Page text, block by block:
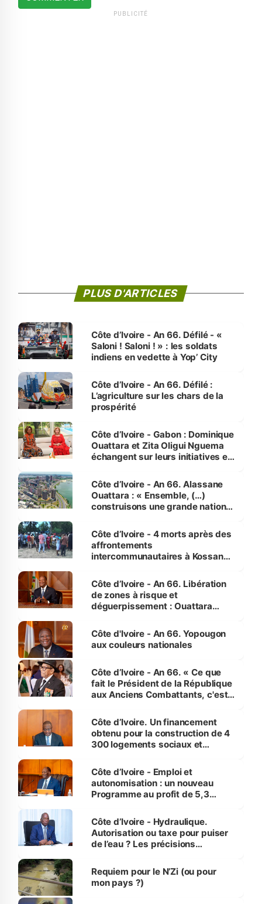
PUBLICITÉ
PLUS D'ARTICLES
Côte d’Ivoire - An 66. Défilé - «
Saloni ! Saloni ! » : les soldats
indiens en vedette à Yop’ City
Côte d’Ivoire - An 66. Défilé :
L’agriculture sur les chars de la
prospérité
Côte d’Ivoire - Gabon : Dominique
Ouattara et Zita Oligui Nguema
échangent sur leurs initiatives en
enfants
Côte d’Ivoire - An 66. Alassane
Ouattara : « Ensemble, (…)
construisons une grande nation
générations futures »
Côte d’Ivoire - 4 morts après des
affrontements
intercommunautaires à Kossandji
milieu des sinistrés
Côte d’Ivoire - An 66. Libération
de zones à risque et
déguerpissement : Ouattara
l'Etat de droit pour préserver les
vies humaines »
Côte d'Ivoire - An 66. Yopougon
aux couleurs nationales
Côte d’Ivoire - An 66. « Ce que
fait le Président de la République
aux Anciens Combattants, c'est
Côte d’Ivoire. Un financement
obtenu pour la construction de 4
300 logements sociaux et
et Yamoussoukro
Côte d’Ivoire - Emploi et
autonomisation : un nouveau
Programme au profit de 5,3
Côte d’Ivoire - Hydraulique.
Autorisation ou taxe pour puiser
de l’eau ? Les précisions
Requiem pour le N’Zi (ou pour
mon pays ?)